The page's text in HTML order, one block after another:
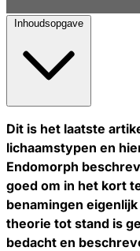
Inhoudsopgave
Dit is het laatste
lichaamstypen en
Endomorph
goed om in het kort
benamingen
theorie tot stand is
bedacht en